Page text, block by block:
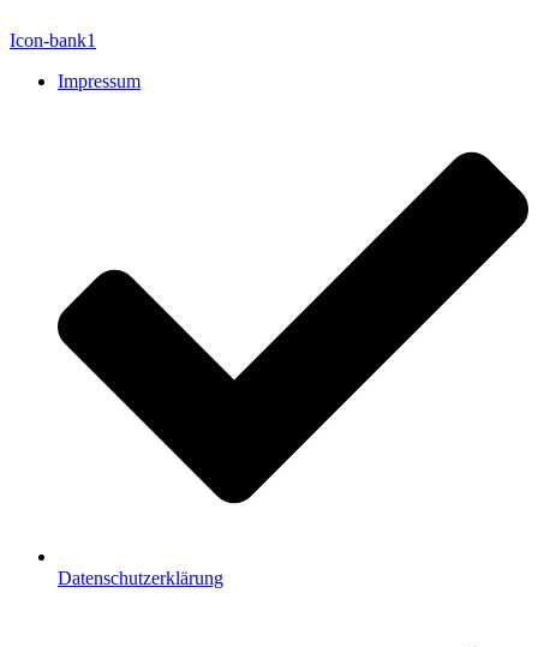
Icon-bank1
Impressum
Datenschutzerklärung